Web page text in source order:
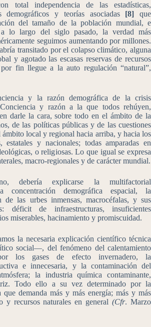
total independencia de las estadísticas,
demográficos y teorías asociadas [8] que
del tamaño de la población mundial, e
lo largo del siglo pasado, la verdad más
seguimos aumentando por millones.
transitado por el colapso climático, alguna
y agotado las escasas reservas de recursos
fin llegue a la auto regulación “natural”,
y la razón demográfica de la crisis
y razón a la que todos rehúyen,
darle la cara, sobre todo en el ámbito de la
de las políticas públicas y de las cuestiones
ámbito local y regional hacia arriba, y hacia los
estatales y nacionales; todas amparadas en
o religiosas. Lo que igual se expresa
macro-regionales y de carácter mundial.
debería explicarse la multifactorial
concentración demográfica espacial, la
de las urbes inmensas, macrocéfalas, y sus
déficit de infraestructuras, insuficientes
miserables, hacinamiento y promiscuidad.
la necesaria explicación científico técnica
social―, del fenómeno del calentamiento
los gases de efecto invernadero, la
e innecesaria, y la contaminación del
la industria química contaminante,
Todo ello a su vez determinado por la
que demanda más y más energía; más y más
y recursos naturales en general(Cfr. Marzo